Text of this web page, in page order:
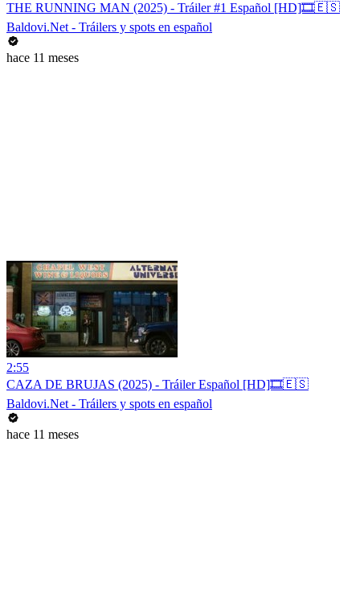
THE RUNNING MAN (2025) - Tráiler #1 Español [HD]🎞️🇪🇸
Baldovi.Net - Tráilers y spots en español
hace 11 meses
2:55
CAZA DE BRUJAS (2025) - Tráiler Español [HD]🎞️🇪🇸
Baldovi.Net - Tráilers y spots en español
hace 11 meses